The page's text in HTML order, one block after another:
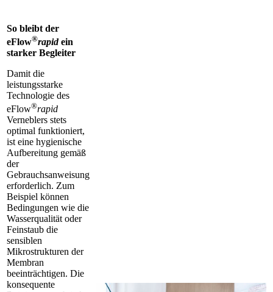
So bleibt der
eFlow®rapidein
starker Begleiter
Damit die
leistungsstarke
Technologie des
eFlow®rapid
Verneblers stets
optimal funktioniert,
ist eine hygienische
Aufbereitung gemäß
der
Gebrauchsanweisung
erforderlich. Zum
Beispiel können
Bedingungen wie die
Wasserqualität oder
Feinstaub die
sensiblen
Mikrostrukturen der
Membran
beeinträchtigen. Die
konsequente